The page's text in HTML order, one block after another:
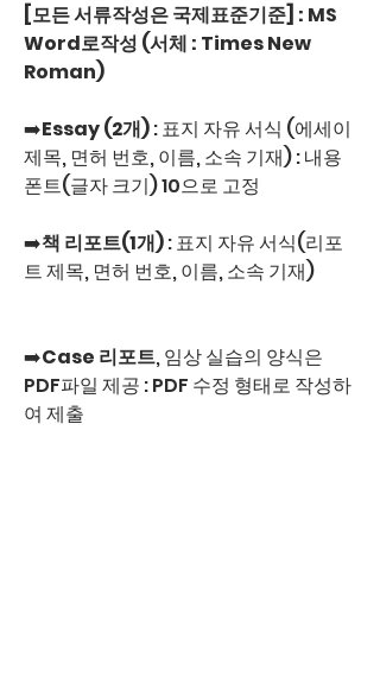
[모든 서류작성은 국제표준기준] : MS
Word로작성 (서체 : Times New
Roman)
➡️Essay (2개) : 표지 자유 서식 (에세이
제목, 면허 번호, 이름, 소속 기재) : 내용
폰트(글자 크기) 10으로 고정
➡️책 리포트(1개) : 표지 자유 서식(리포
트 제목, 면허 번호, 이름, 소속 기재)
➡️Case 리포트, 임상 실습의 양식은
PDF파일 제공 : PDF 수정 형태로 작성하
여 제출